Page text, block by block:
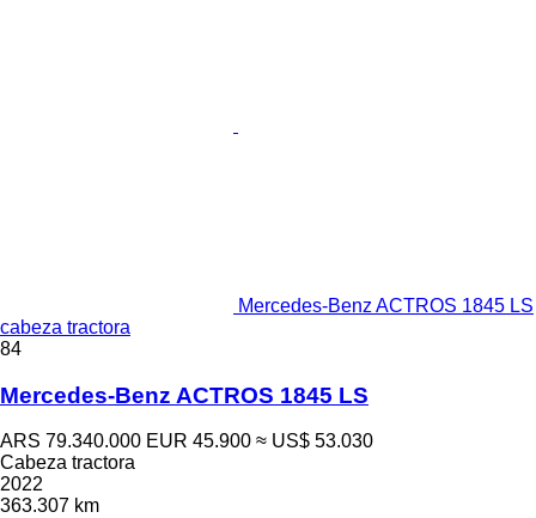
Mercedes-Benz ACTROS 1845 LS
cabeza tractora
84
Mercedes-Benz ACTROS 1845 LS
ARS 79.340.000 EUR 45.900 ≈ US$ 53.030
Cabeza tractora
2022
363.307 km